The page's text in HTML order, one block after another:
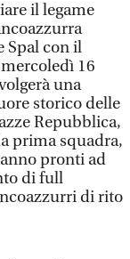
il legame
Spal con il
16
una
storico delle
Repubblica,
prima squadra,
pronti ad
di full
di rito